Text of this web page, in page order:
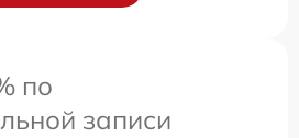
по
записи